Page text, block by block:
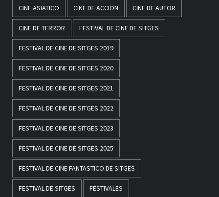
CINE ASIATICO CINE DE ACCION CINE DE AUTOR
CINE DE TERROR FESTIVAL DE CINE DE SITGES
FESTIVAL DE CINE DE SITGES 2019
FESTIVAL DE CINE DE SITGES 2020
FESTIVAL DE CINE DE SITGES 2021
FESTIVAL DE CINE DE SITGES 2022
FESTIVAL DE CINE DE SITGES 2023
FESTIVAL DE CINE DE SITGES 2025
FESTIVAL DE CINE FANTASTICO DE SITGES
FESTIVAL DE SITGES FESTIVALES